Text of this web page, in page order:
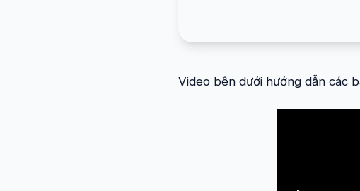
Video bên dưới hướng dẫn các